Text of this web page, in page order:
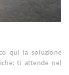
qui la soluzione
ti attende nel